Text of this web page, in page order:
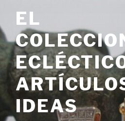
contenido
EL
IDEAS